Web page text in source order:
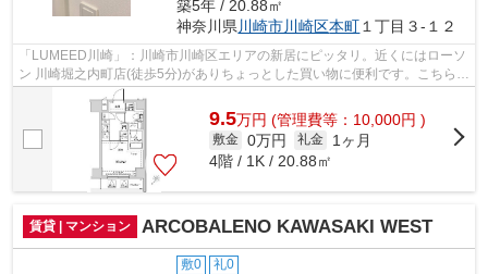
築5年 / 20.88㎡
神奈川県川崎市川崎区本町１丁目３-１２
「LUMEED川崎」：川崎市川崎区エリアの新居にピッタリ。近くにはローソ
ン 川崎堀之内町店(徒歩5分)がありちょっとした買い物に便利です。こちらの
お部屋で新しい生活を始めてみません...
9.5万円 (管理費等：10,000円 )
敷金 0万円 礼金
1ヶ月
4階 / 1K / 20.88㎡
賃貸 | マンション ARCOBALENO KAWASAKI WEST
敷0 礼0